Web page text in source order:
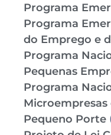
Programa
Programa
do Emprego e
Programa
Pequenas
Programa
Microempresas
Pequeno Porte